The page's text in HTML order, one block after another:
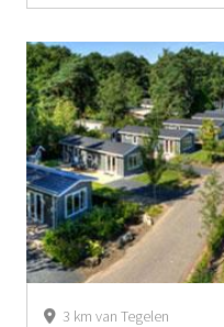
3 km van Tegelen